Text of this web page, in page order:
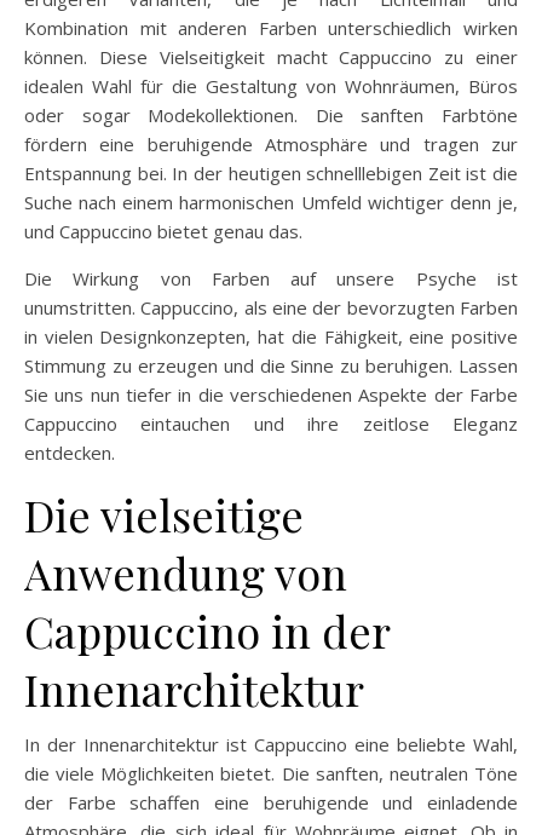
Kombination mit anderen Farben unterschiedlich wirken
können. Diese Vielseitigkeit macht Cappuccino zu einer
idealen Wahl für die Gestaltung von Wohnräumen, Büros
oder sogar Modekollektionen. Die sanften Farbtöne
fördern eine beruhigende Atmosphäre und tragen zur
Entspannung bei. In der heutigen schnelllebigen Zeit ist die
Suche nach einem harmonischen Umfeld wichtiger denn je,
und Cappuccino bietet genau das.
Die Wirkung von Farben auf unsere Psyche ist
unumstritten. Cappuccino, als eine der bevorzugten Farben
in vielen Designkonzepten, hat die Fähigkeit, eine positive
Stimmung zu erzeugen und die Sinne zu beruhigen. Lassen
Sie uns nun tiefer in die verschiedenen Aspekte der Farbe
Cappuccino eintauchen und ihre zeitlose Eleganz
entdecken.
Die vielseitige
Anwendung von
Cappuccino in der
Innenarchitektur
In der Innenarchitektur ist Cappuccino eine beliebte Wahl,
die viele Möglichkeiten bietet. Die sanften, neutralen Töne
der Farbe schaffen eine beruhigende und einladende